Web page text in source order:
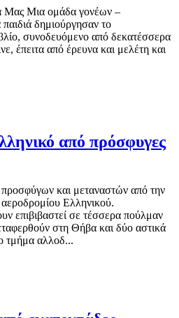
Μια ομάδα γονέων –
δημιούργησαν το
συνοδευόμενο από δεκατέσσερα
έπειτα από έρευνα και μελέτη και
από πρόσφυγες
και μεταναστών από την
Ελληνικού.
επιβιβαστεί σε τέσσερα πούλμαν
στη Θήβα και δύο αστικά
τμήμα αλλοδ...